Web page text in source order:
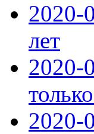
2020-
лет
2020-
2020-